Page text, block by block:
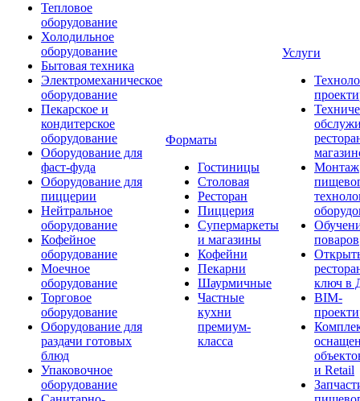
Тепловое
оборудование
Холодильное
оборудование
Бытовая техника
Электромеханическое
оборудование
Пекарское и
кондитерское
оборудование
Оборудование для
фаст-фуда
Оборудование для
пиццерии
Нейтральное
оборудование
Кофейное
оборудование
Моечное
оборудование
Торговое
оборудование
Оборудование для
раздачи готовых
блюд
Упаковочное
оборудование
Форматы
Гостиницы
Столовая
Ресторан
Пиццерия
Супермаркеты
и магазины
Кофейни
Пекарни
Шаурмичные
Частные
кухни
премиум-
класса
Услуги
Монтаж
поваров
ключ в
BIM-
и Retail